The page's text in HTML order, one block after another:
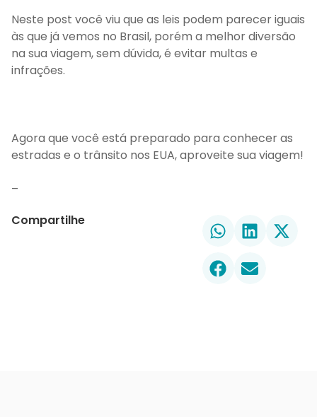
Neste post você viu que as leis podem parecer iguais
às que já vemos no Brasil, porém a melhor diversão
na sua viagem, sem dúvida, é evitar multas e
infrações.
Agora que você está preparado para conhecer as
estradas e o trânsito nos EUA, aproveite sua viagem!
–
Compartilhe